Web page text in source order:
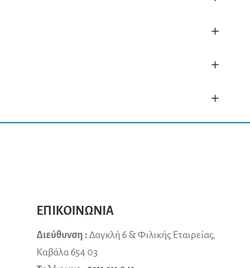
+
+
+
ΕΠΙΚΟΙΝΩΝΙΑ
Διεύθυνση :Δαγκλή 6 & Φιλικής Εταιρείας,
Καβάλα 654 03